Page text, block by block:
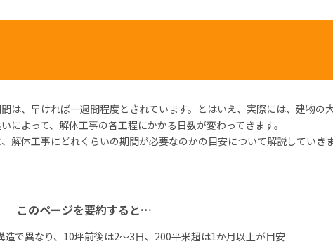
は、早ければ一週間程度とされています。とはいえ、実際には、建物の
によって、解体工事の各工程にかかる日数が変わってきます。
解体工事にどれくらいの期間が必要なのかの目安について解説していき
このページを要約すると…
で異なり、10坪前後は2～3日、200平米超は1か月以上が目安